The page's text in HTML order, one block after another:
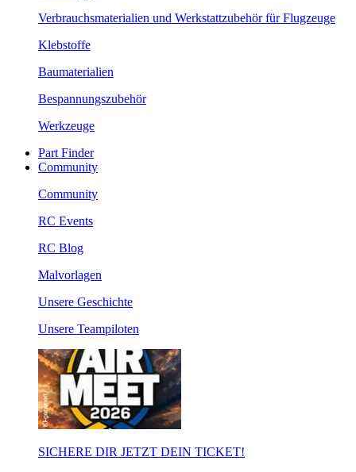
Verbrauchsmaterialien und Werkstattzubehör für Flugzeuge
Klebstoffe
Baumaterialien
Bespannungszubehör
Werkzeuge
Part Finder
Community
Community
RC Events
RC Blog
Malvorlagen
Unsere Geschichte
Unsere Teampiloten
SICHERE DIR JETZT DEIN TICKET!